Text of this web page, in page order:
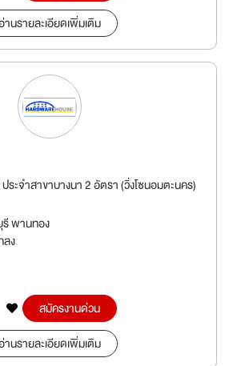
านรายละเอียดเพิ่มเติม
ระจำสาขาบางนา 2 อัตรา (วิ่งโซนอมตะนคร)
พานทอง
ง
สมัครงานด่วน
านรายละเอียดเพิ่มเติม